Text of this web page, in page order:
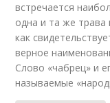
встречается
одна и та же трава
как
верное
Слово «чабрец» и
называемые